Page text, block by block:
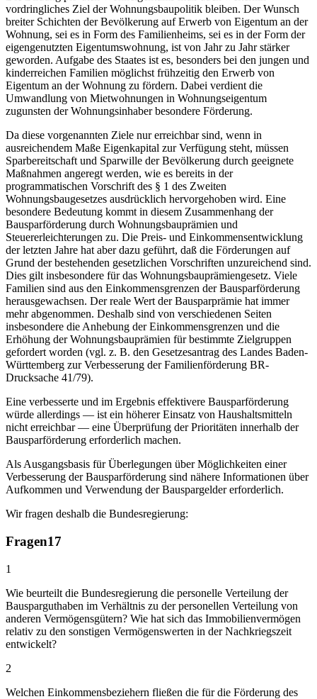
vordringliches Ziel der Wohnungsbaupolitik bleiben. Der Wunsch
breiter Schichten der Bevölkerung auf Erwerb von Eigentum an der
Wohnung, sei es in Form des Familienheims, sei es in der Form der
eigengenutzten Eigentumswohnung, ist von Jahr zu Jahr stärker
geworden. Aufgabe des Staates ist es, besonders bei den jungen und
kinderreichen Familien möglichst frühzeitig den Erwerb von
Eigentum an der Wohnung zu fördern. Dabei verdient die
Umwandlung von Mietwohnungen in Wohnungseigentum
zugunsten der Wohnungsinhaber besondere Förderung.
Da diese vorgenannten Ziele nur erreichbar sind, wenn in
ausreichendem Maße Eigenkapital zur Verfügung steht, müssen
Sparbereitschaft und Sparwille der Bevölkerung durch geeignete
Maßnahmen angeregt werden, wie es bereits in der
programmatischen Vorschrift des § 1 des Zweiten
Wohnungsbaugesetzes ausdrücklich hervorgehoben wird. Eine
besondere Bedeutung kommt in diesem Zusammenhang der
Bausparförderung durch Wohnungsbauprämien und
Steuererleichterungen zu. Die Preis- und Einkommensentwicklung
der letzten Jahre hat aber dazu geführt, daß die Förderungen auf
Grund der bestehenden gesetzlichen Vorschriften unzureichend sind.
Dies gilt insbesondere für das Wohnungsbauprämiengesetz. Viele
Familien sind aus den Einkommensgrenzen der Bausparförderung
herausgewachsen. Der reale Wert der Bausparprämie hat immer
mehr abgenommen. Deshalb sind von verschiedenen Seiten
insbesondere die Anhebung der Einkommensgrenzen und die
Erhöhung der Wohnungsbauprämien für bestimmte Zielgruppen
gefordert worden (vgl. z. B. den Gesetzesantrag des Landes Baden-
Württemberg zur Verbesserung der Familienförderung BR-
Drucksache 41/79).
Eine verbesserte und im Ergebnis effektivere Bausparförderung
würde allerdings — ist ein höherer Einsatz von Haushaltsmitteln
nicht erreichbar — eine Überprüfung der Prioritäten innerhalb der
Bausparförderung erforderlich machen.
Als Ausgangsbasis für Überlegungen über Möglichkeiten einer
Verbesserung der Bausparförderung sind nähere Informationen über
Aufkommen und Verwendung der Bauspargelder erforderlich.
Wir fragen deshalb die Bundesregierung:
Fragen17
1
Wie beurteilt die Bundesregierung die personelle Verteilung der
Bausparguthaben im Verhältnis zu der personellen Verteilung von
anderen Vermögensgütern? Wie hat sich das Immobilienvermögen
relativ zu den sonstigen Vermögenswerten in der Nachkriegszeit
entwickelt?
2
Welchen Einkommensbeziehern fließen die für die Förderung des